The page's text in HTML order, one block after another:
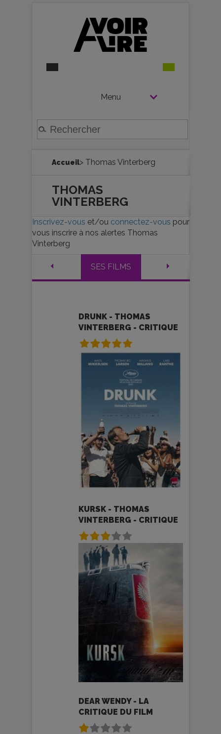
Menu
Accueil> Thomas Vinterberg
THOMAS
VINTERBERG
Inscrivez-vous et/ou connectez-vous pour
vous inscrire à nos alertes Thomas
Vinterberg
SES FILMS
DRUNK - THOMAS
VINTERBERG - CRITIQUE
KURSK - THOMAS
VINTERBERG - CRITIQUE
DEAR WENDY - LA
CRITIQUE DU FILM